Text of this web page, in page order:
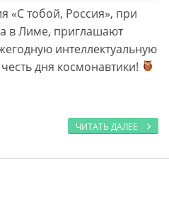
«С тобой, Россия», при
в Лиме, приглашают
интеллектуальную
дня космонавтики!
ЧИТАТЬ ДАЛЕЕ